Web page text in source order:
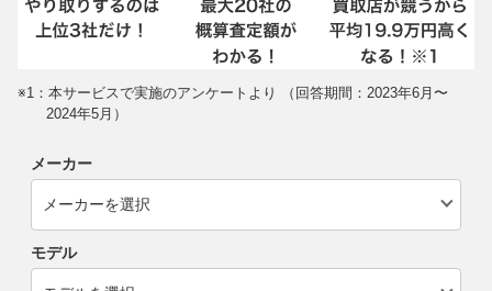
※1：本サービスで実施のアンケートより （回答期間：2023年6月〜
2024年5月）
メーカー
モデル